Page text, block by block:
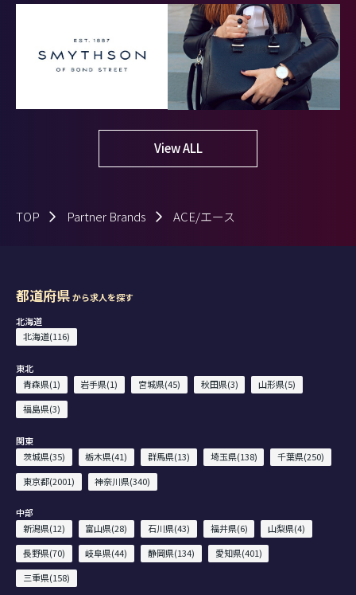
View ALL
TOP Partner Brands ACE/エース
都道府県から求人を探す
北海道
北海道(116)
東北
青森県(1)
岩手県(1) 宮城県(45) 秋田県(3)
山形県(5)
福島県(3)
関東
茨城県(35)
栃木県(41) 群馬県(13) 埼玉県(138)
千葉県(250)
東京都(2001)
神奈川県(340)
中部
新潟県(12)
富山県(28) 石川県(43) 福井県(6)
山梨県(4)
長野県(70)
岐阜県(44) 静岡県(134)
愛知県(401)
三重県(158)